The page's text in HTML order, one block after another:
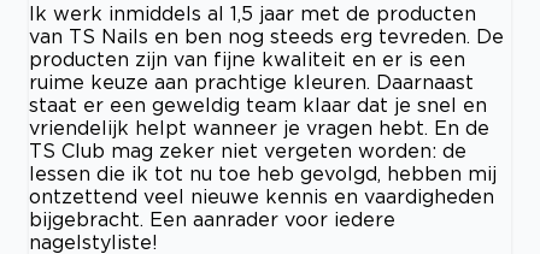
Ik werk inmiddels al 1,5 jaar met de producten
van TS Nails en ben nog steeds erg tevreden. De
producten zijn van fijne kwaliteit en er is een
ruime keuze aan prachtige kleuren. Daarnaast
staat er een geweldig team klaar dat je snel en
vriendelijk helpt wanneer je vragen hebt. En de
TS Club mag zeker niet vergeten worden: de
lessen die ik tot nu toe heb gevolgd, hebben mij
ontzettend veel nieuwe kennis en vaardigheden
bijgebracht. Een aanrader voor iedere
nagelstyliste!